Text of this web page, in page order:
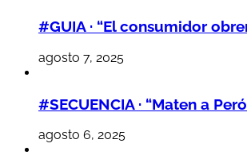
#GUIA · “El consumidor
agosto 7, 2025
#SECUENCIA · “Maten a
agosto 6, 2025